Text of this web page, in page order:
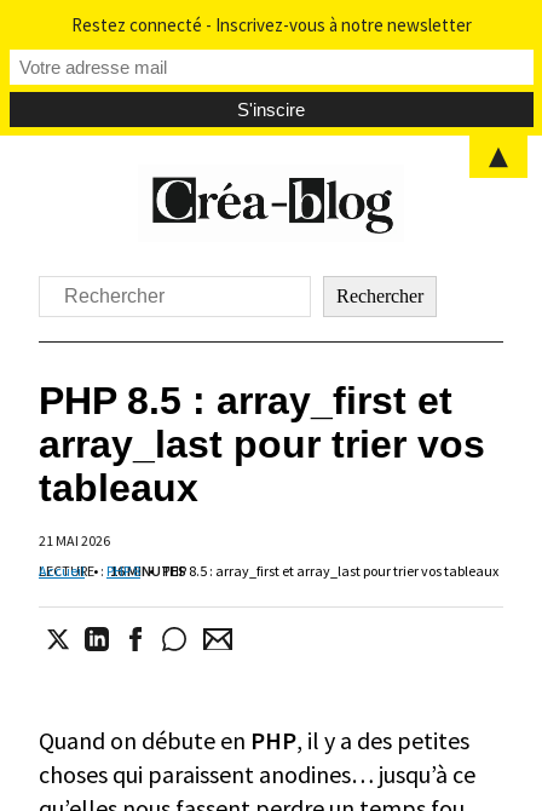
Rechercher Rechercher
PHP 8.5 : array_first et
array_last pour trier vos
tableaux
21 MAI 2026
LECTURE : 16 MINUTES
Accueil • PHP 8 • PHP 8.5 : array_first et array_last pour trier vos tableaux
Quand on débute en PHP, il y a des petites
choses qui paraissent anodines… jusqu’à ce
Restez connecté - Inscrivez-vous à notre newsletter
▲